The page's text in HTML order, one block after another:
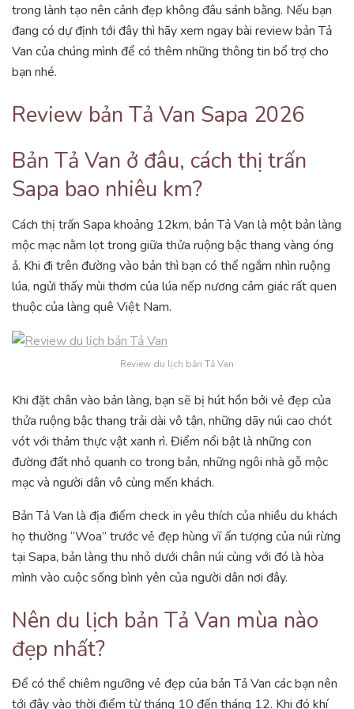
trong lành tạo nên cảnh đẹp không đâu sánh bằng. Nếu bạn
đang có dự định tới đây thì hãy xem ngay bài review bản Tả
Van của chúng mình để có thêm những thông tin bổ trợ cho
bạn nhé.
Review bản Tả Van Sapa 2026
Bản Tả Van ở đâu, cách thị trấn
Sapa bao nhiêu km?
Cách thị trấn Sapa khoảng 12km, bản Tả Van là một bản làng
mộc mạc nằm lọt trong giữa thửa ruộng bậc thang vàng óng
ả. Khi đi trên đường vào bản thì bạn có thể ngắm nhìn ruộng
lúa, ngửi thấy mùi thơm của lúa nếp nương cảm giác rất quen
thuộc của làng quê Việt Nam.
Review du lịch bản Tả Van
Khi đặt chân vào bản làng, bạn sẽ bị hút hồn bởi vẻ đẹp của
thửa ruộng bậc thang trải dài vô tận, những dãy núi cao chót
vót với thảm thực vật xanh rì. Điểm nổi bật là những con
đường đất nhỏ quanh co trong bản, những ngôi nhà gỗ mộc
mạc và người dân vô cùng mến khách.
Bản Tả Van là địa điểm check in yêu thích của nhiều du khách
họ thường “Woa” trước vẻ đẹp hùng vĩ ấn tượng của núi rừng
tại Sapa, bản làng thu nhỏ dưới chân núi cùng với đó là hòa
mình vào cuộc sống bình yên của người dân nơi đây.
Nên du lịch bản Tả Van mùa nào
đẹp nhất?
Để có thể chiêm ngưỡng vẻ đẹp của bản Tả Van các bạn nên
tới đây vào thời điểm từ tháng 10 đến tháng 12. Khi đó khí